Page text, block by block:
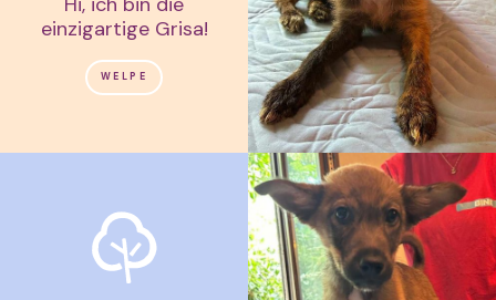
einzigartige Grisa!
WELPE